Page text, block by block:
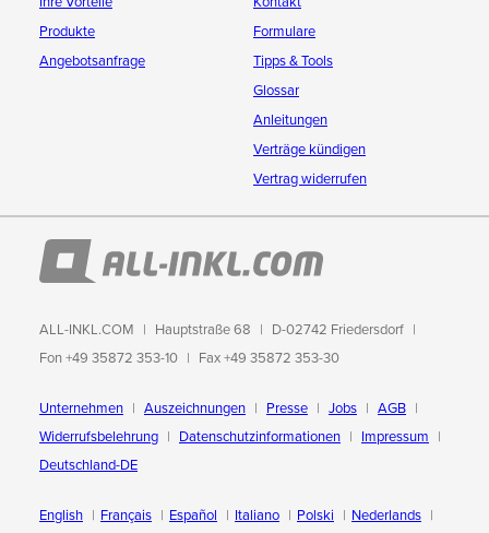
Produkte
Angebotsanfrage
Formulare
Tipps & Tools
Glossar
Anleitungen
Verträge kündigen
Vertrag widerrufen
ALL-INKL.COM Hauptstraße 68
D-02742 Friedersdorf
Fon +49 35872 353-10
Fax +49 35872 353-30
Unternehmen Auszeichnungen Presse Jobs
AGB
Widerrufsbelehrung
Datenschutzinformationen
Impressum
Deutschland-DE
English Français Español Italiano Polski Nederlands